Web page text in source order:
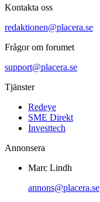
Kontakta oss
redaktionen@placera.se
Frågor om forumet
support@placera.se
Tjänster
Redeye
SME Direkt
Investtech
Annonsera
Marc Lindh
annons@placera.se